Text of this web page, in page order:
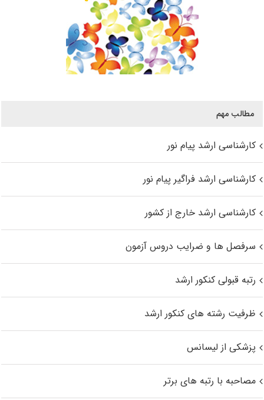
مطالب مهم
کارشناسی ارشد پیام نور
کارشناسی ارشد فراگیر پیام نور
کارشناسی ارشد خارج از کشور
سرفصل ها و ضرایب دروس آزمون
رتبه قبولی کنکور ارشد
ظرفیت رشته های کنکور ارشد
پزشکی از لیسانس
مصاحبه با رتبه های برتر